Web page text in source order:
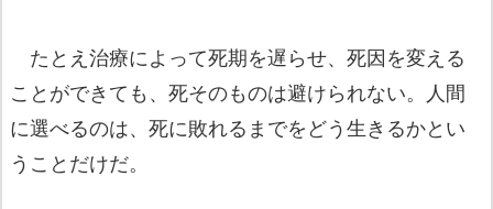
たとえ治療によって死期を遅らせ、死因を変える
ことができても、死そのものは避けられない。人間
に選べるのは、死に敗れるまでをどう生きるかとい
うことだけだ。